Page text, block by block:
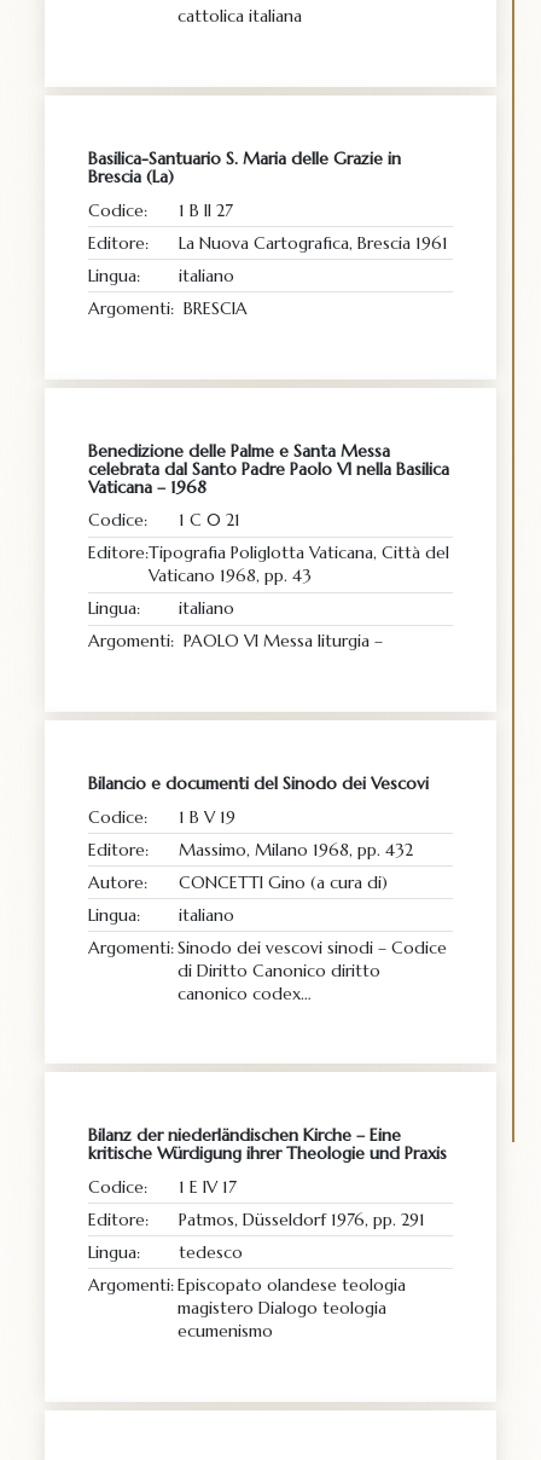
cattolica italiana
Basilica-Santuario S. Maria delle Grazie in
Brescia (La)
Codice:
1 B II 27
Editore:
La Nuova Cartografica, Brescia 1961
Lingua:
italiano
Argomenti: BRESCIA
Benedizione delle Palme e Santa Messa
celebrata dal Santo Padre Paolo VI nella Basilica
Vaticana – 1968
Codice:
1 C 0 21
Editore:Tipografia Poliglotta Vaticana, Città del
Vaticano 1968, pp. 43
Lingua:
italiano
Argomenti: PAOLO VI Messa liturgia –
Bilancio e documenti del Sinodo dei Vescovi
Codice:
1 B V 19
Editore:
Massimo, Milano 1968, pp. 432
Autore:
CONCETTI Gino (a cura di)
Lingua:
italiano
Argomenti:Sinodo dei vescovi sinodi – Codice
di Diritto Canonico diritto
canonico codex…
Bilanz der niederländischen Kirche – Eine
kritische Würdigung ihrer Theologie und Praxis
Codice:
1 E IV 17
Editore:
Patmos, Düsseldorf 1976, pp. 291
Lingua:
tedesco
Argomenti:Episcopato olandese teologia
magistero Dialogo teologia
ecumenismo